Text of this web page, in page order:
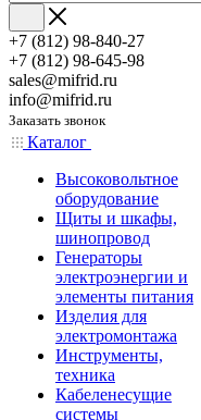
+7 (812) 98-840-27
+7 (812) 98-645-98
sales@mifrid.ru
info@mifrid.ru
Заказать звонок
Каталог
Высоковольтное
оборудование
Щиты и шкафы,
шинопровод
Генераторы
электроэнергии и
элементы питания
Изделия для
электромонтажа
Инструменты,
техника
Кабеленесущие
системы